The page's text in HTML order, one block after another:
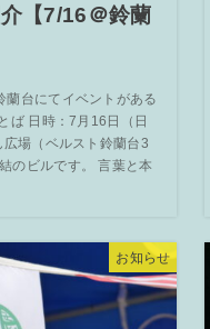
【7/16＠鈴蘭
蘭台にてイベントがある
ば 日時：7月16日（日
場（ベルスト鈴蘭台3
ビルです。 言葉と本
お知らせ